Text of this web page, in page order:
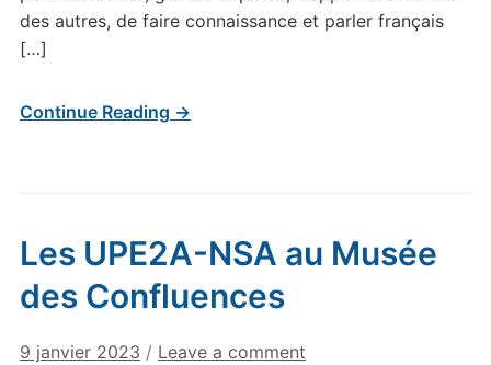
des autres, de faire connaissance et parler français
[…]
Continue Reading →
Les UPE2A-NSA au Musée
des Confluences
9 janvier 2023 / Leave a comment